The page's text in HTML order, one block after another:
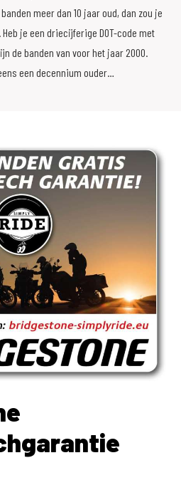
meer dan 10 jaar oud, dan zou je
je een driecijferige DOT-code met
de banden van voor het jaar 2000.
een decennium ouder…